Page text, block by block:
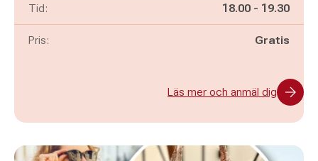
Tid: Pågår mellan
18.00 - och
19.30
Pris: Gratis
Läs mer och anmäl dig